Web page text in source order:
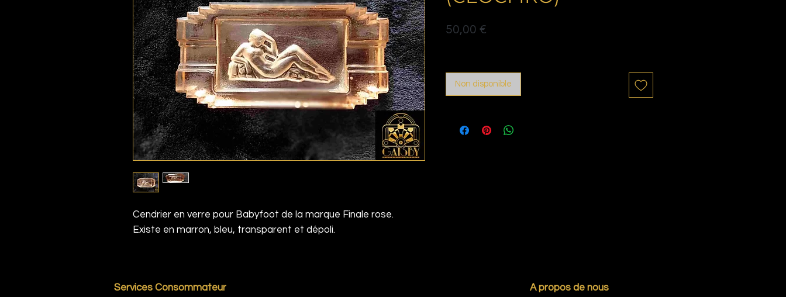
Cendrier en verre pour Babyfoot de la marque Finale rose.
Existe en marron, bleu, transparent et dépoli.
50,00 €
Non disponible
Services Consommateur A propos de nous